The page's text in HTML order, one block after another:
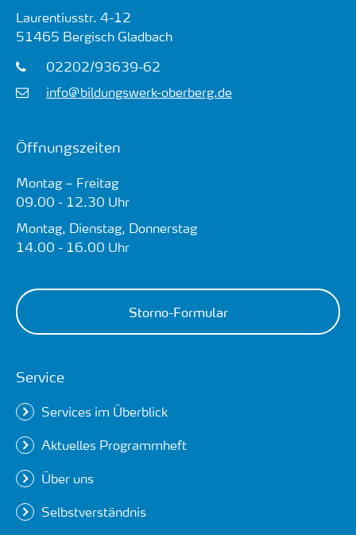
Laurentiusstr. 4-12
51465 Bergisch Gladbach
02202/93639-62
info@bildungswerk-oberberg.de
Öffnungszeiten
Montag – Freitag
09.00 - 12.30 Uhr
Montag, Dienstag, Donnerstag
14.00 - 16.00 Uhr
Storno-Formular
Service
Services im Überblick
Aktuelles Programmheft
Über uns
Selbstverständnis